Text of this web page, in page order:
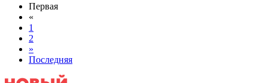
Первая
«
1
2
»
Последняя